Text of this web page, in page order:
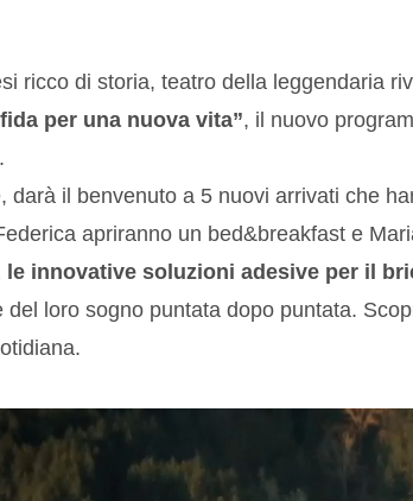
ricco di storia, teatro della leggendaria
per una nuova vita”, il nuovo
.
darà il benvenuto a 5 nuovi arrivati che
apriranno un bed&breakfast e
le innovative soluzioni adesive per il
loro sogno puntata dopo puntata.